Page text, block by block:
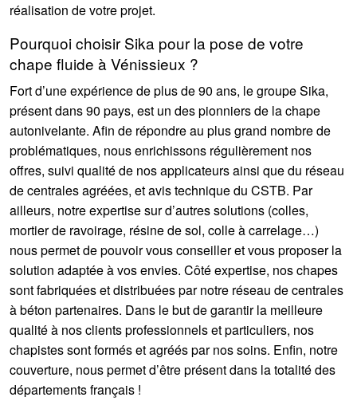
réalisation de votre projet.
Pourquoi choisir Sika pour la pose de votre
chape fluide à Vénissieux ?
Fort d’une expérience de plus de 90 ans, le groupe Sika,
présent dans 90 pays, est un des pionniers de la chape
autonivelante. Afin de répondre au plus grand nombre de
problématiques, nous enrichissons régulièrement nos
offres, suivi qualité de nos applicateurs ainsi que du réseau
de centrales agréées, et avis technique du CSTB. Par
ailleurs, notre expertise sur d’autres solutions (colles,
mortier de ravoirage, résine de sol, colle à carrelage…)
nous permet de pouvoir vous conseiller et vous proposer la
solution adaptée à vos envies. Côté expertise, nos chapes
sont fabriquées et distribuées par notre réseau de centrales
à béton partenaires. Dans le but de garantir la meilleure
qualité à nos clients professionnels et particuliers, nos
chapistes sont formés et agréés par nos soins. Enfin, notre
couverture, nous permet d’être présent dans la totalité des
départements français !